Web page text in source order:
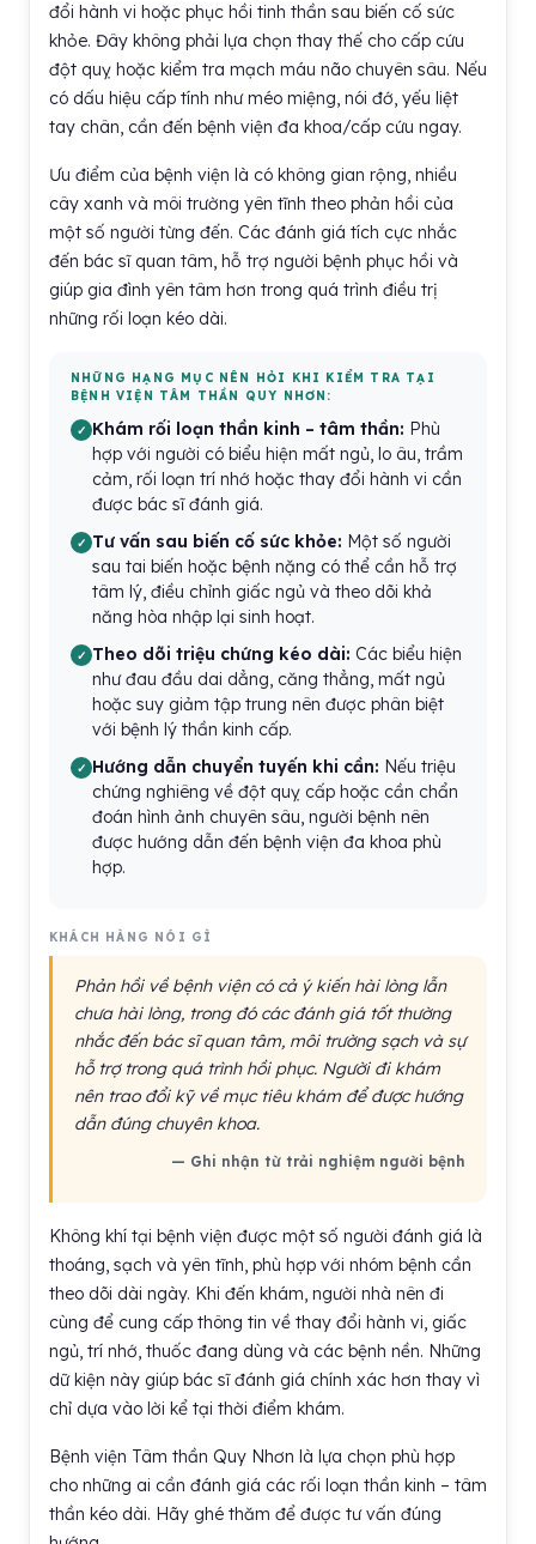
đổi hành vi hoặc phục hồi tinh thần sau biến cố sức
khỏe. Đây không phải lựa chọn thay thế cho cấp cứu
đột quỵ hoặc kiểm tra mạch máu não chuyên sâu. Nếu
có dấu hiệu cấp tính như méo miệng, nói đớ, yếu liệt
tay chân, cần đến bệnh viện đa khoa/cấp cứu ngay.
Ưu điểm của bệnh viện là có không gian rộng, nhiều
cây xanh và môi trường yên tĩnh theo phản hồi của
một số người từng đến. Các đánh giá tích cực nhắc
đến bác sĩ quan tâm, hỗ trợ người bệnh phục hồi và
giúp gia đình yên tâm hơn trong quá trình điều trị
những rối loạn kéo dài.
NHỮNG HẠNG MỤC NÊN HỎI KHI KIỂM TRA TẠI
BỆNH VIỆN TÂM THẦN QUY NHƠN:
Khám rối loạn thần kinh – tâm thần: Phù
hợp với người có biểu hiện mất ngủ, lo âu, trầm
cảm, rối loạn trí nhớ hoặc thay đổi hành vi cần
được bác sĩ đánh giá.
Tư vấn sau biến cố sức khỏe: Một số người
sau tai biến hoặc bệnh nặng có thể cần hỗ trợ
tâm lý, điều chỉnh giấc ngủ và theo dõi khả
năng hòa nhập lại sinh hoạt.
Theo dõi triệu chứng kéo dài: Các biểu hiện
như đau đầu dai dẳng, căng thẳng, mất ngủ
hoặc suy giảm tập trung nên được phân biệt
với bệnh lý thần kinh cấp.
Hướng dẫn chuyển tuyến khi cần: Nếu triệu
chứng nghiêng về đột quỵ cấp hoặc cần chẩn
đoán hình ảnh chuyên sâu, người bệnh nên
được hướng dẫn đến bệnh viện đa khoa phù
hợp.
KHÁCH HÀNG NÓI GÌ
Phản hồi về bệnh viện có cả ý kiến hài lòng lẫn
chưa hài lòng, trong đó các đánh giá tốt thường
nhắc đến bác sĩ quan tâm, môi trường sạch và sự
hỗ trợ trong quá trình hồi phục. Người đi khám
nên trao đổi kỹ về mục tiêu khám để được hướng
dẫn đúng chuyên khoa.
— Ghi nhận từ trải nghiệm người bệnh
Không khí tại bệnh viện được một số người đánh giá là
thoáng, sạch và yên tĩnh, phù hợp với nhóm bệnh cần
theo dõi dài ngày. Khi đến khám, người nhà nên đi
cùng để cung cấp thông tin về thay đổi hành vi, giấc
ngủ, trí nhớ, thuốc đang dùng và các bệnh nền. Những
dữ kiện này giúp bác sĩ đánh giá chính xác hơn thay vì
chỉ dựa vào lời kể tại thời điểm khám.
Bệnh viện Tâm thần Quy Nhơn là lựa chọn phù hợp
cho những ai cần đánh giá các rối loạn thần kinh – tâm
thần kéo dài. Hãy ghé thăm để được tư vấn đúng